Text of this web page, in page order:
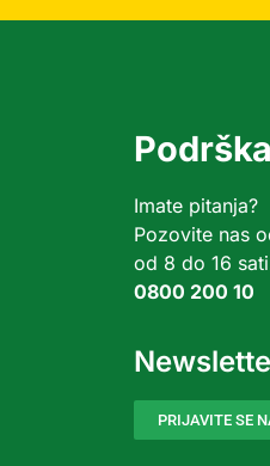
Podrška
Imate pitanja?
Pozovite nas
od 8 do 16
0800 200 10
PRIJAVITE SE